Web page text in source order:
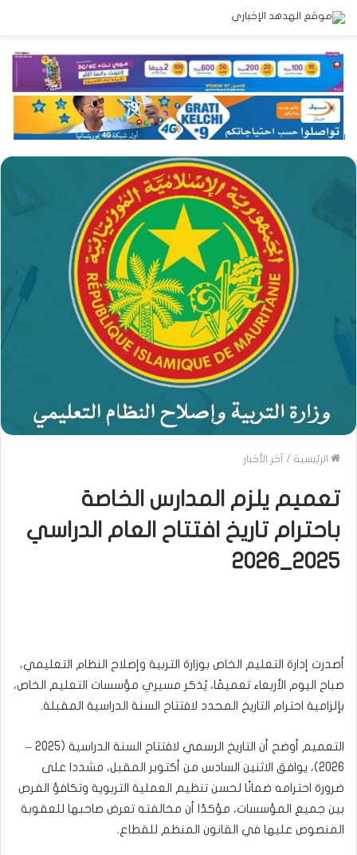
الرئيسية / آخر الأخبار
تعميم يلزم المدارس الخاصة
باحترام تاريخ افتتاح العام الدراسي
2025_2026
أصدرت إدارة التعليم الخاص بوزارة التربية وإصلاح النظام التعليمي،
صباح اليوم الأربعاء تعميمًا، يُذكر مسيري مؤسسات التعليم الخاص،
بإلزامية احترام التاريخ المحدد لافتتاح السنة الدراسية المقبلة.
التعميم أوضح أن التاريخ الرسمي لافتتاح السنة الدراسية (2025 –
2026)، يوافق الاثنين السادس من أكتوبر المقبل، مشددا على
ضرورة احترامه ضمانًا لحسن تنظيم العملية التربوية وتكافؤ الفرص
بين جميع المؤسسات، مؤكدًا أن مخالفته تعرض صاحبها للعقوبة
المنصوص عليها في القانون المنظم للقطاع.